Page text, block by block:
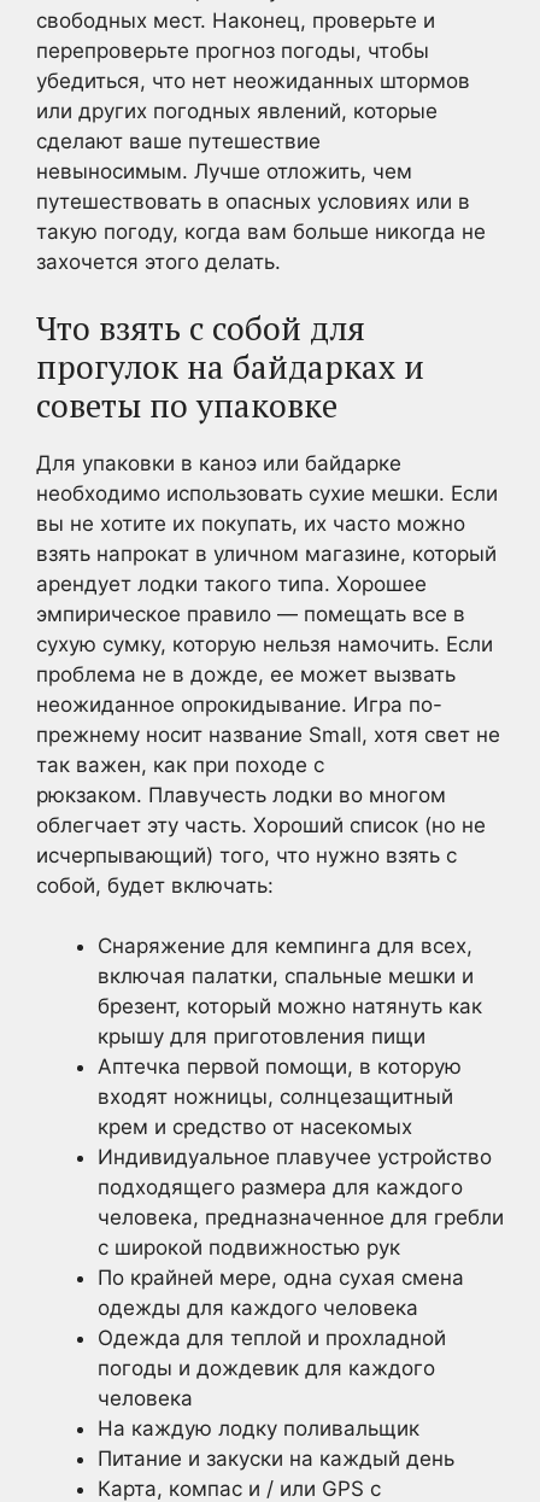
свободных мест. Наконец, проверьте и
перепроверьте прогноз погоды, чтобы
убедиться, что нет неожиданных штормов
или других погодных явлений, которые
сделают ваше путешествие
невыносимым. Лучше отложить, чем
путешествовать в опасных условиях или в
такую погоду, когда вам больше никогда не
захочется этого делать.
Что взять с собой для
прогулок на байдарках и
советы по упаковке
Для упаковки в каноэ или байдарке
необходимо использовать сухие мешки. Если
вы не хотите их покупать, их часто можно
взять напрокат в уличном магазине, который
арендует лодки такого типа. Хорошее
эмпирическое правило — помещать все в
сухую сумку, которую нельзя намочить. Если
проблема не в дожде, ее может вызвать
неожиданное опрокидывание. Игра по-
прежнему носит название Small, хотя свет не
так важен, как при походе с
рюкзаком. Плавучесть лодки во многом
облегчает эту часть. Хороший список (но не
исчерпывающий) того, что нужно взять с
собой, будет включать:
Снаряжение для кемпинга для всех,
включая палатки, спальные мешки и
брезент, который можно натянуть как
крышу для приготовления пищи
Аптечка первой помощи, в которую
входят ножницы, солнцезащитный
крем и средство от насекомых
Индивидуальное плавучее устройство
подходящего размера для каждого
человека, предназначенное для гребли
с широкой подвижностью рук
По крайней мере, одна сухая смена
одежды для каждого человека
Одежда для теплой и прохладной
погоды и дождевик для каждого
человека
На каждую лодку поливальщик
Питание и закуски на каждый день
Карта, компас и / или GPS с